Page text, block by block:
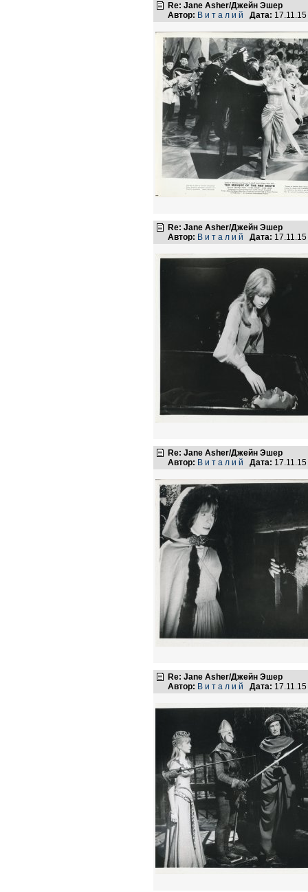
Re: Jane Asher/Джейн Эшер
Автор: В и т а л и й Дата:
Re: Jane Asher/Джейн Эшер
Автор: В и т а л и й Дата:
Re: Jane Asher/Джейн Эшер
Автор: В и т а л и й Дата:
Re: Jane Asher/Джейн Эшер
Автор: В и т а л и й Дата: